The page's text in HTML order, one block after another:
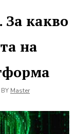
За какво
на
BY Master